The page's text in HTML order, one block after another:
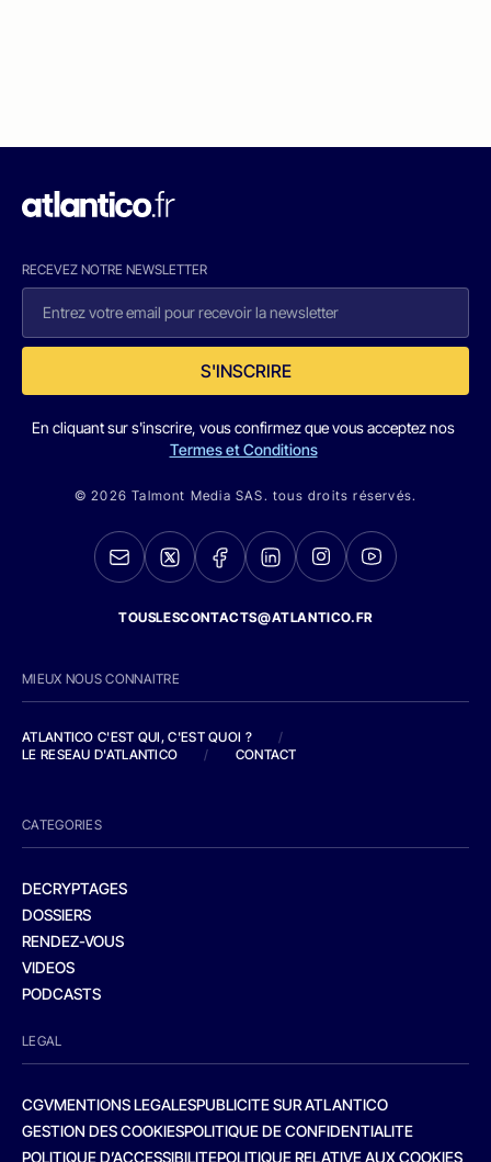
RECEVEZ NOTRE NEWSLETTER
S'INSCRIRE
En cliquant sur s'inscrire, vous confirmez que vous acceptez nos
Termes et Conditions
© 2026 Talmont Media SAS. tous droits réservés.
TOUSLESCONTACTS@ATLANTICO.FR
MIEUX NOUS CONNAITRE
ATLANTICO C'EST QUI, C'EST QUOI ?
/
LE RESEAU D'ATLANTICO
/ CONTACT
CATEGORIES
DECRYPTAGES
DOSSIERS
RENDEZ-VOUS
VIDEOS
PODCASTS
LEGAL
CGVMENTIONS LEGALESPUBLICITE SUR ATLANTICO
GESTION DES COOKIESPOLITIQUE DE CONFIDENTIALITE
POLITIQUE D’ACCESSIBILITEPOLITIQUE RELATIVE AUX COOKIES